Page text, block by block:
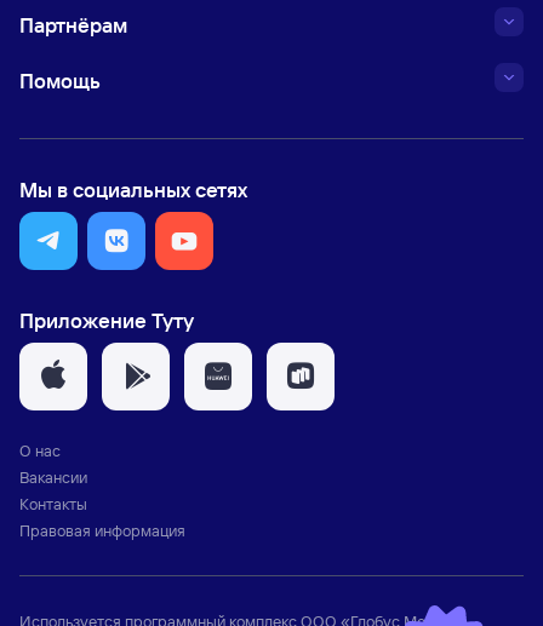
Партнёрам
Помощь
Мы в социальных сетях
Приложение Туту
О нас
Вакансии
Контакты
Правовая информация
Используется программный комплексООО «Глобус Медиа»